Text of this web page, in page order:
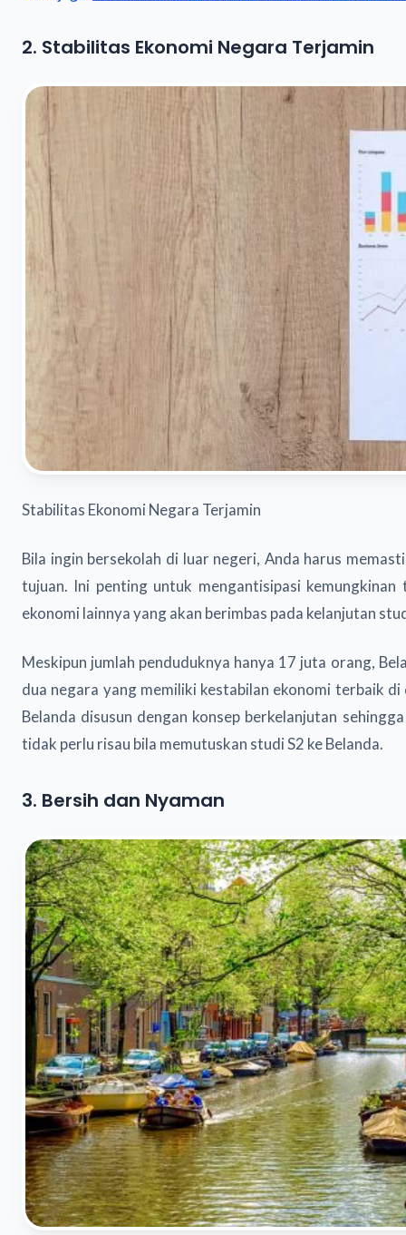
2. Stabilitas Ekonomi Negara Terjamin
Stabilitas Ekonomi Negara Terjamin
Bila ingin bersekolah di luar negeri, Anda harus
tujuan. Ini penting untuk mengantisipasi
ekonomi lainnya yang akan berimbas pada kelanjutan
Meskipun jumlah penduduknya hanya 17 juta orang,
dua negara yang memiliki kestabilan ekonomi terbaik
Belanda disusun dengan konsep berkelanjutan
tidak perlu risau bila memutuskan studi S2 ke Belanda.
3. Bersih dan Nyaman